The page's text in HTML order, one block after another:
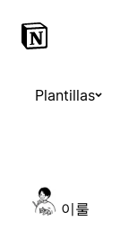
Plantillas
이룰